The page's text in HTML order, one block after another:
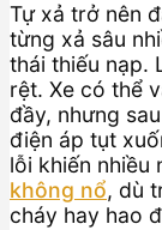
Tự xả trở nên
từng xả sâu
thái thiếu nạp.
rệt. Xe có thể
đầy, nhưng
điện áp tụt
lỗi khiến nhiều
không nổ, dù
cháy hay hao